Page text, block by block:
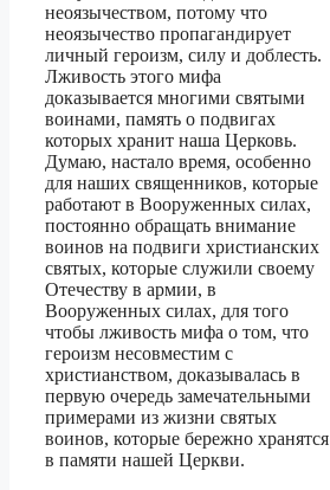
неоязычеством, потому что
неоязычество пропагандирует
личный героизм, силу и доблесть.
Лживость этого мифа
доказывается многими святыми
воинами, память о подвигах
которых хранит наша Церковь.
Думаю, настало время, особенно
для наших священников, которые
работают в Вооруженных силах,
постоянно обращать внимание
воинов на подвиги христианских
святых, которые служили своему
Отечеству в армии, в
Вооруженных силах, для того
чтобы лживость мифа о том, что
героизм несовместим с
христианством, доказывалась в
первую очередь замечательными
примерами из жизни святых
воинов, которые бережно хранятся
в памяти нашей Церкви.